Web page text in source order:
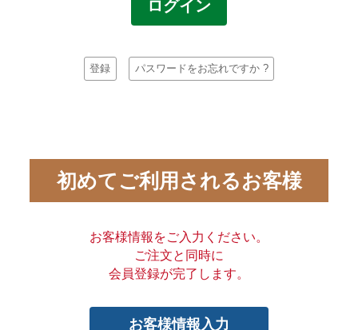
登録 パスワードをお忘れですか ?
初めてご利用されるお客様
お客様情報をご入力ください。
ご注文と同時に
会員登録が完了します。
お客様情報入力